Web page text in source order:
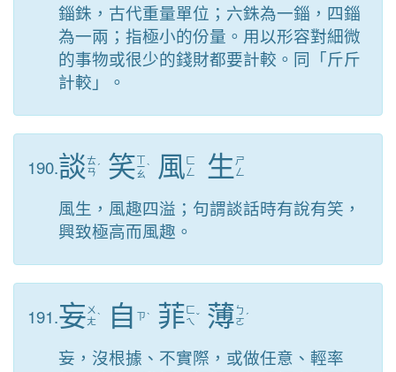
錙銖，古代重量單位；六銖為一錙，四錙
為一兩；指極小的份量。用以形容對細微
的事物或很少的錢財都要計較。同「斤斤
計較」。
190.談ㄊ
ㄢ ˊ 笑ㄒ
ㄧ
ㄠ
ˋ 風 ㄈ
ㄥ
生 ㄕ
ㄥ
風生，風趣四溢；句謂談話時有說有笑，
興致極高而風趣。
191.妄 ㄨ
ㄤˋ 自 ㄗˋ 菲 ㄈ
ㄟ ˇ 薄 ㄅ
ㄛ ˊ
妄，沒根據、不實際，或做任意、輕率